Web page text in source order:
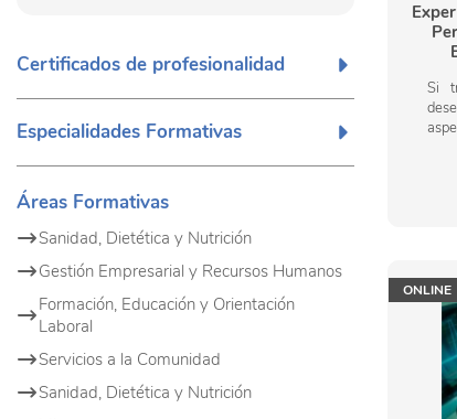
Certificados de profesionalidad
Especialidades Formativas
Áreas Formativas
Sanidad, Dietética y Nutrición
Gestión Empresarial y Recursos Humanos
Formación, Educación y Orientación
Laboral
Servicios a la Comunidad
Sanidad, Dietética y Nutrición
Si
ONLINE